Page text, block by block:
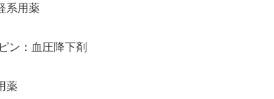
系用薬
ン：血圧降下剤
薬